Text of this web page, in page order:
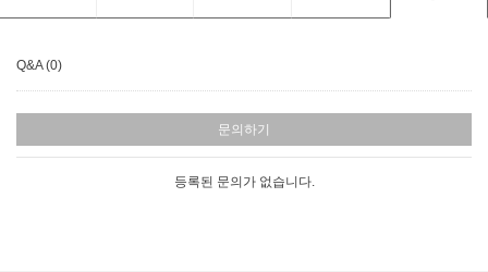
Q&A (0)
문의하기
등록된 문의가 없습니다.